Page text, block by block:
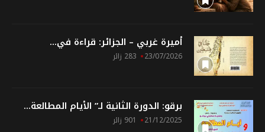
أميرة غربي – الجزائر: قراءة في...
23/07/2026 283 زائر
برقو: الدورة الثانية لـ” الأيام المطالعة...
21/12/2025 901 زائر